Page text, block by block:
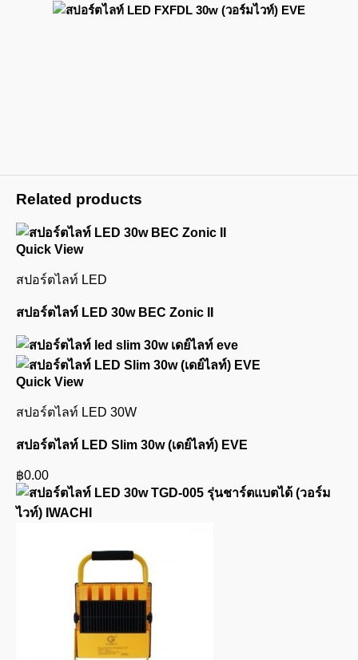
Related products
Quick View
สปอร์ตไลท์ LED
สปอร์ตไลท์ LED 30w BEC Zonic II
Quick View
สปอร์ตไลท์ LED 30W
สปอร์ตไลท์ LED Slim 30w (เดย์ไลท์) EVE
฿0.00